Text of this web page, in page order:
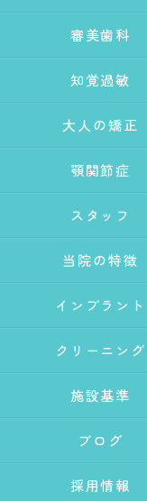
審美歯科
知覚過敏
大人の矯正
顎関節症
スタッフ
当院の特徴
インプラント
クリーニング
施設基準
ブログ
採用情報